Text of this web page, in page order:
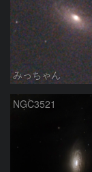
みっちゃん
NGC3521